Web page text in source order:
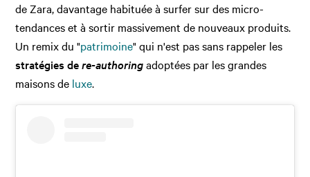
de Zara, davantage habituée à surfer sur des micro-
tendances et à sortir massivement de nouveaux produits.
Un remix du "patrimoine" qui n'est pas sans rappeler les
stratégies dere-authoringadoptées par les grandes
maisons de luxe.